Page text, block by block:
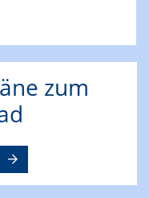
zum